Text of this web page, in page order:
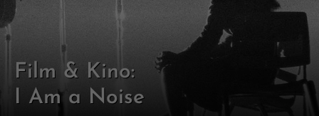
Film & Kino:
I Am a Noise